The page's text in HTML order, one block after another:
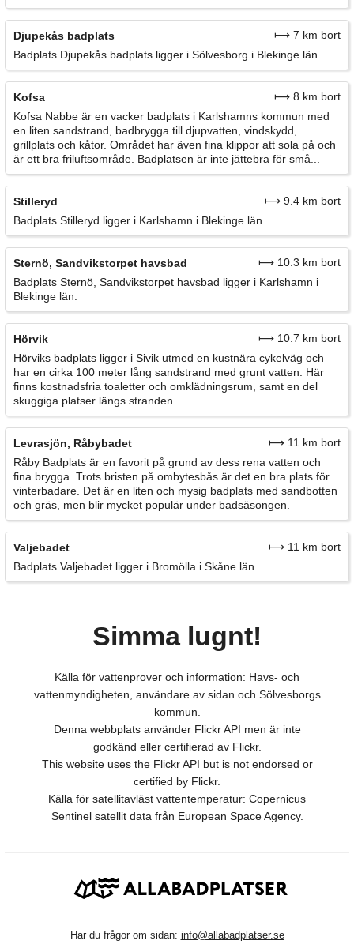
Djupekås badplats
⟼ 7 km bort
Badplats Djupekås badplats ligger i Sölvesborg i Blekinge län.
Kofsa
⟼ 8 km bort
Kofsa Nabbe är en vacker badplats i Karlshamns kommun med
en liten sandstrand, badbrygga till djupvatten, vindskydd,
grillplats och kåtor. Området har även fina klippor att sola på och
är ett bra friluftsområde. Badplatsen är inte jättebra för små...
Stilleryd
⟼ 9.4 km bort
Badplats Stilleryd ligger i Karlshamn i Blekinge län.
Sternö, Sandvikstorpet havsbad
⟼ 10.3 km bort
Badplats Sternö, Sandvikstorpet havsbad ligger i Karlshamn i
Blekinge län.
Hörvik
⟼ 10.7 km bort
Hörviks badplats ligger i Sivik utmed en kustnära cykelväg och
har en cirka 100 meter lång sandstrand med grunt vatten. Här
finns kostnadsfria toaletter och omklädningsrum, samt en del
skuggiga platser längs stranden.
Levrasjön, Råbybadet
⟼ 11 km bort
Råby Badplats är en favorit på grund av dess rena vatten och
fina brygga. Trots bristen på ombytesbås är det en bra plats för
vinterbadare. Det är en liten och mysig badplats med sandbotten
och gräs, men blir mycket populär under badsäsongen.
Valjebadet
⟼ 11 km bort
Badplats Valjebadet ligger i Bromölla i Skåne län.
Simma lugnt!
Källa för vattenprover och information: Havs- och
vattenmyndigheten, användare av sidan och Sölvesborgs
kommun.
Denna webbplats använder Flickr API men är inte
godkänd eller certifierad av Flickr.
This website uses the Flickr API but is not endorsed or
certified by Flickr.
Källa för satellitavläst vattentemperatur: Copernicus
Sentinel satellit data från European Space Agency.
Har du frågor om sidan: info@allabadplatser.se